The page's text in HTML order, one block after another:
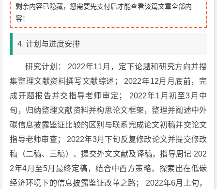
剩余内容已隐藏，您需要先支付后才能查看该篇文章全部内
容！
4. 计划与进度安排
研究计划： 2022年11月，定下论题和研究方向并搜
集整理文献资料撰写文献综述； 2022年12月月底前，完
成开题报告并交指导老师审定； 2022年1月初至3月中
旬，归纳整理文献资料并构思论文框架，整理并阐述中外
碳信息披露鉴证比较的区别与联系完成论文初稿并交论文
指导老师审查； 2022年3月下旬反复修改论文并提交修改
稿（二稿、三稿）、提交外文文献及译稿，指导周记 202
2年4月至5月最终定稿，结合中西方策略，探索出在低碳
经济环境下的信息披露鉴证改革之路； 2022年6月上旬，